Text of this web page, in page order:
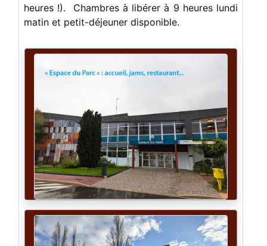
heures !). Chambres à libérer à 9 heures lundi
matin et petit-déjeuner disponible.